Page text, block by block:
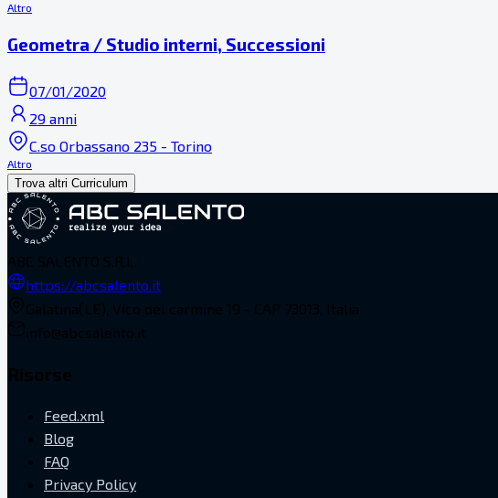
Altro
Geometra / Studio interni, Successioni
07/01/2020
29 anni
C.so Orbassano 235 - Torino
Altro
Trova altri Curriculum
https://abcsalento.it
Feed.xml
Blog
FAQ
Privacy Policy